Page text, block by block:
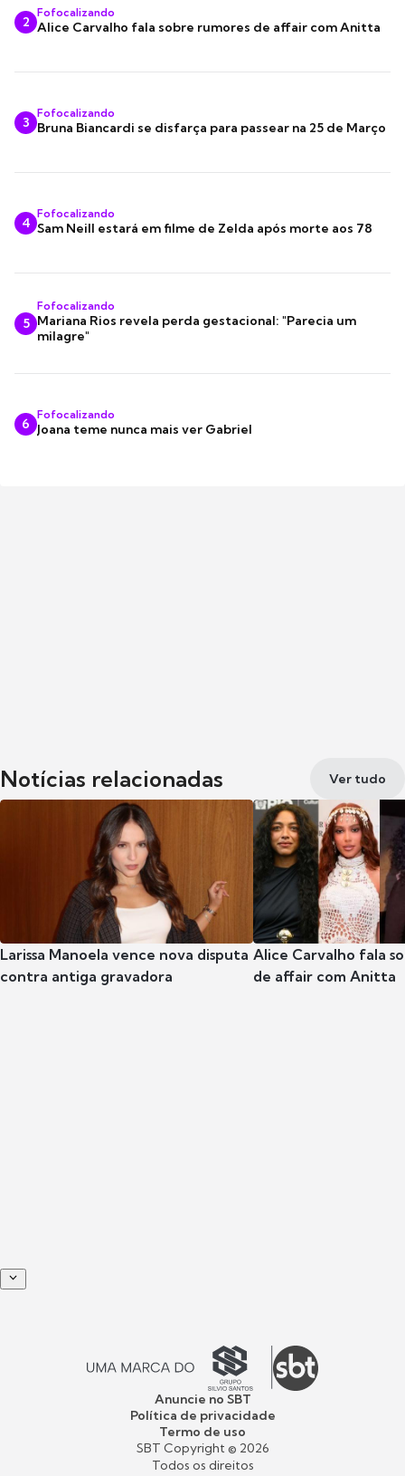
2
Fofocalizando
Alice Carvalho fala sobre rumores de affair com Anitta
3
Fofocalizando
Bruna Biancardi se disfarça para passear na 25 de Março
4
Fofocalizando
Sam Neill estará em filme de Zelda após morte aos 78
5
Fofocalizando
Mariana Rios revela perda gestacional: "Parecia um
milagre"
6
Fofocalizando
Joana teme nunca mais ver Gabriel
Notícias relacionadas Ver tudo
Larissa Manoela vence nova disputa
contra antiga gravadora
Alice Carvalho fala
de affair com Anitta
Anuncie no SBT
Política de privacidade
Termo de uso
SBT Copyright © 2026
Todos os direitos